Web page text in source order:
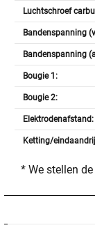
Luchtschroef
Bandenspanning
Bandenspanning
Bougie 1:
Bougie 2:
Elektrodenafstand:
Ketting/
* We stellen